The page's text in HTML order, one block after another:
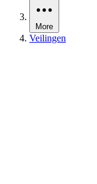
More
Veilingen